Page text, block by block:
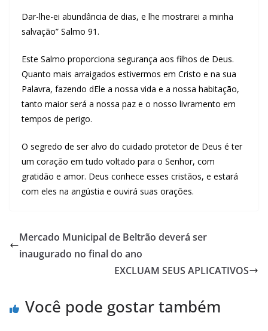
Dar-lhe-ei abundância de dias, e lhe mostrarei a minha
salvação” Salmo 91.
Este Salmo proporciona segurança aos filhos de Deus.
Quanto mais arraigados estivermos em Cristo e na sua
Palavra, fazendo dEle a nossa vida e a nossa habitação,
tanto maior será a nossa paz e o nosso livramento em
tempos de perigo.
O segredo de ser alvo do cuidado protetor de Deus é ter
um coração em tudo voltado para o Senhor, com
gratidão e amor. Deus conhece esses cristãos, e estará
com eles na angústia e ouvirá suas orações.
Mercado Municipal de Beltrão deverá ser
inaugurado no final do ano
EXCLUAM SEUS APLICATIVOS
Você pode gostar também